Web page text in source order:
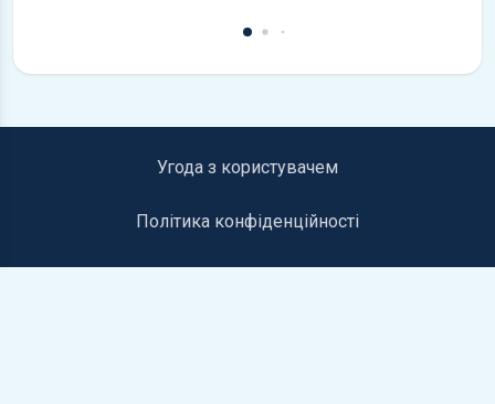
Угода з користувачем
Політика конфіденційності